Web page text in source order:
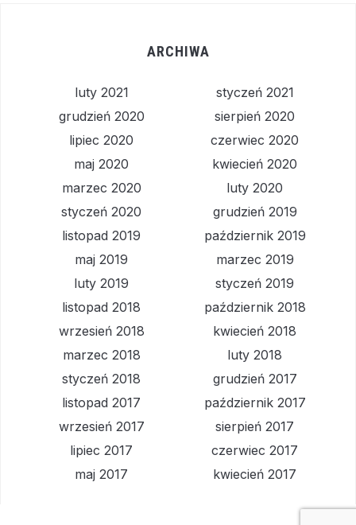
ARCHIWA
luty 2021
styczeń 2021
grudzień 2020
sierpień 2020
lipiec 2020
czerwiec 2020
maj 2020
kwiecień 2020
marzec 2020
luty 2020
styczeń 2020
grudzień 2019
listopad 2019
październik 2019
maj 2019
marzec 2019
luty 2019
styczeń 2019
listopad 2018
październik 2018
wrzesień 2018
kwiecień 2018
marzec 2018
luty 2018
styczeń 2018
grudzień 2017
listopad 2017
październik 2017
wrzesień 2017
sierpień 2017
lipiec 2017
czerwiec 2017
maj 2017
kwiecień 2017